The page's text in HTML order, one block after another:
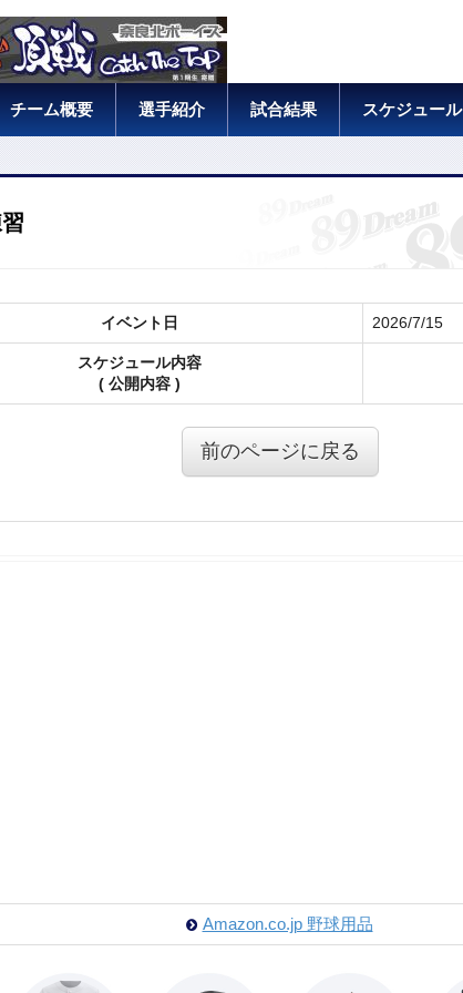
チーム概要 選手紹介 試合結果 スケジュール
イベント日 2026/7/15
スケジュール内容
( 公開内容 )
前のページに戻る
Amazon.co.jp 野球用品